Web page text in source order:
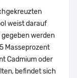
weist darauf
werden
Masseprozent
Cadmium oder
befindet sich